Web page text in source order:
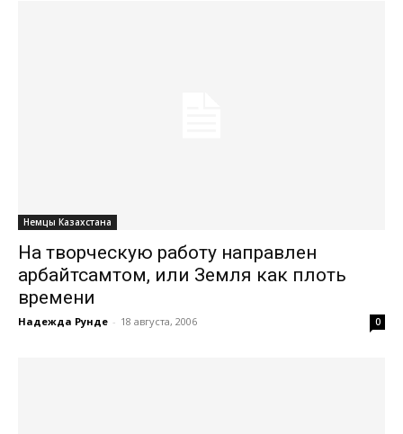
Немцы Казахстана
На творческую работу направлен
арбайтсамтом, или Земля как плоть
времени
Надежда Рунде - 18 августа, 2006 0